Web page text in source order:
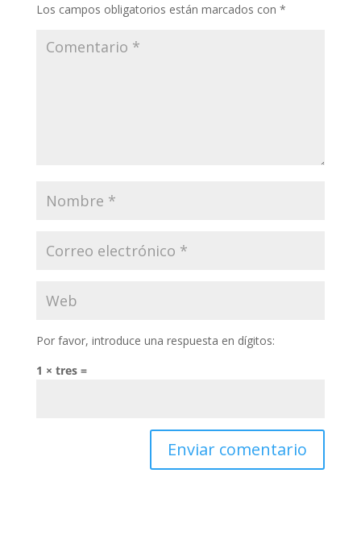
Los campos obligatorios están marcados con *
Por favor, introduce una respuesta en dígitos:
1 × tres =